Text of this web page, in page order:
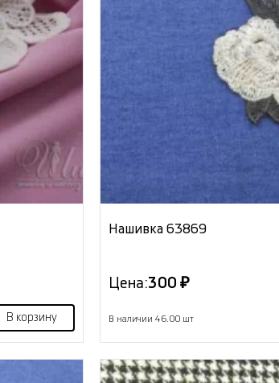
В корзину
Нашивка 63869
Цена:300 ₽
В наличии 46.00 шт